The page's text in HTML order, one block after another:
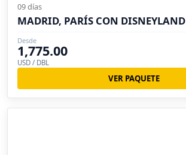
09 días
MADRID, PARÍS CON DISNEYLAND
Desde
1,775.00
USD / DBL
VER PAQUETE